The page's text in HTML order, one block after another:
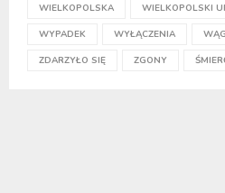
WIELKOPOLSKA WIELKOPOLSKI
WYPADEK WYŁĄCZENIA
ZDARZYŁO SIĘ ZGONY